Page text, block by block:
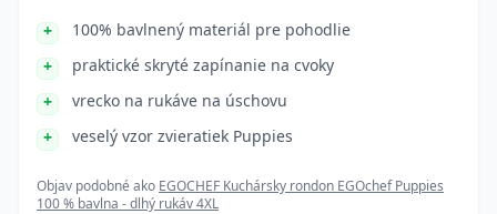
100% bavlnený materiál pre pohodlie
praktické skryté zapínanie na cvoky
vrecko na rukáve na úschovu
veselý vzor zvieratiek Puppies
Objav podobné ako EGOCHEF Kuchársky rondon EGOchef Puppies
100 % bavlna - dlhý rukáv 4XL